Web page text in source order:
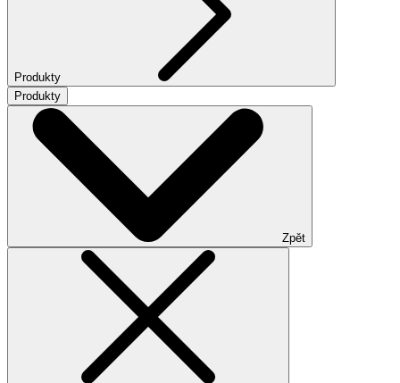
Produkty
Produkty
Zpět